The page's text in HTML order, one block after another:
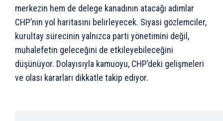
merkezin hem de delege kanadının atacağı adımlar
CHP’nin yol haritasını belirleyecek. Siyasi gözlemciler,
kurultay sürecinin yalnızca parti yönetimini değil,
muhalefetin geleceğini de etkileyebileceğini
düşünüyor. Dolayısıyla kamuoyu, CHP’deki gelişmeleri
ve olası kararları dikkatle takip ediyor.